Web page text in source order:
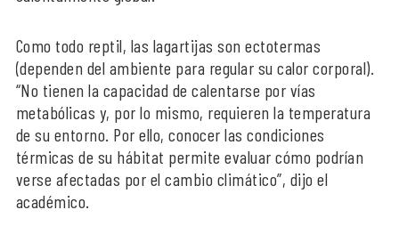
Como todo reptil, las lagartijas son ectotermas
(dependen del ambiente para regular su calor corporal).
“No tienen la capacidad de calentarse por vías
metabólicas y, por lo mismo, requieren la temperatura
de su entorno. Por ello, conocer las condiciones
térmicas de su hábitat permite evaluar cómo podrían
verse afectadas por el cambio climático”, dijo el
académico.